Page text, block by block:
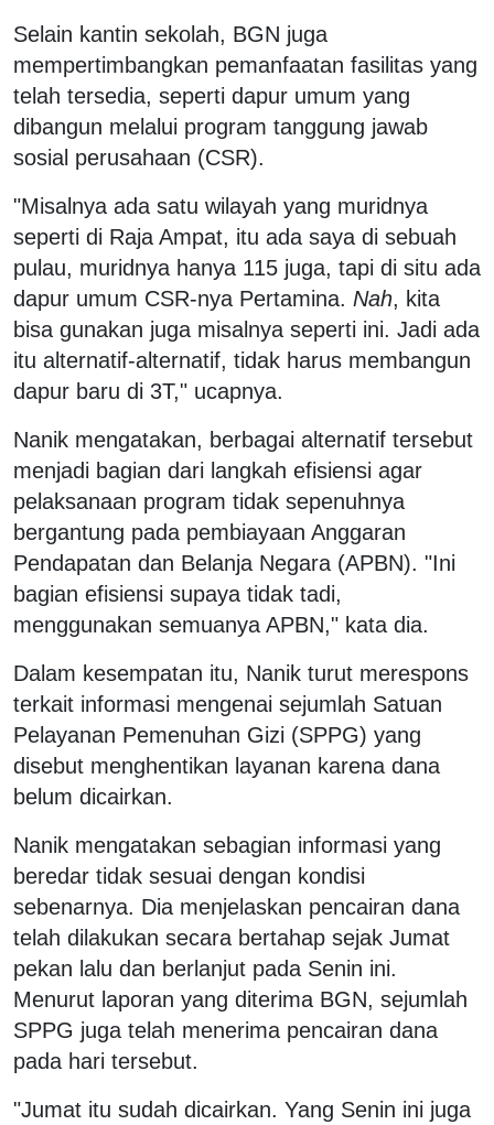
Selain kantin sekolah, BGN juga
mempertimbangkan pemanfaatan fasilitas yang
telah tersedia, seperti dapur umum yang
dibangun melalui program tanggung jawab
sosial perusahaan (CSR).
"Misalnya ada satu wilayah yang muridnya
seperti di Raja Ampat, itu ada saya di sebuah
pulau, muridnya hanya 115 juga, tapi di situ ada
dapur umum CSR-nya Pertamina. Nah, kita
bisa gunakan juga misalnya seperti ini. Jadi ada
itu alternatif-alternatif, tidak harus membangun
dapur baru di 3T," ucapnya.
Nanik mengatakan, berbagai alternatif tersebut
menjadi bagian dari langkah efisiensi agar
pelaksanaan program tidak sepenuhnya
bergantung pada pembiayaan Anggaran
Pendapatan dan Belanja Negara (APBN). "Ini
bagian efisiensi supaya tidak tadi,
menggunakan semuanya APBN," kata dia.
Dalam kesempatan itu, Nanik turut merespons
terkait informasi mengenai sejumlah Satuan
Pelayanan Pemenuhan Gizi (SPPG) yang
disebut menghentikan layanan karena dana
belum dicairkan.
Nanik mengatakan sebagian informasi yang
beredar tidak sesuai dengan kondisi
sebenarnya. Dia menjelaskan pencairan dana
telah dilakukan secara bertahap sejak Jumat
pekan lalu dan berlanjut pada Senin ini.
Menurut laporan yang diterima BGN, sejumlah
SPPG juga telah menerima pencairan dana
pada hari tersebut.
"Jumat itu sudah dicairkan. Yang Senin ini juga